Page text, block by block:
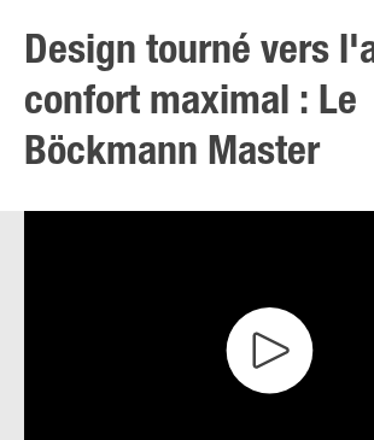
Design tourné vers
confort maximal : Le
Böckmann Master